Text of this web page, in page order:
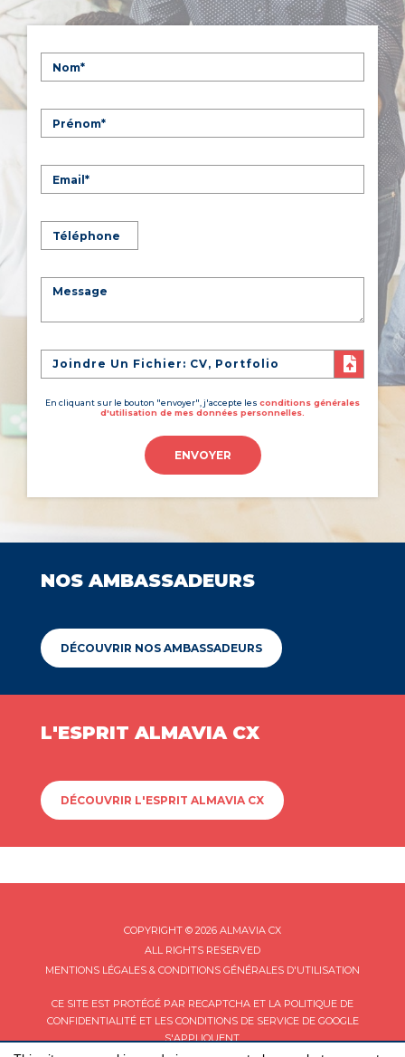
Joindre Un Fichier: CV, Portfolio
En cliquant sur le bouton "envoyer", j'accepte les conditions générales
d'utilisation de mes données personnelles.
ENVOYER
NOS AMBASSADEURS
DÉCOUVRIR NOS AMBASSADEURS
L'ESPRIT ALMAVIA CX
DÉCOUVRIR L'ESPRIT ALMAVIA CX
COPYRIGHT © 2026 ALMAVIA CX
ALL RIGHTS RESERVED
MENTIONS LÉGALES & CONDITIONS GÉNÉRALES D'UTILISATION
CE SITE EST PROTÉGÉ PAR RECAPTCHA ET LA POLITIQUE DE
CONFIDENTIALITÉET LES CONDITIONS DE SERVICEDE GOOGLE
S'APPLIQUENT.